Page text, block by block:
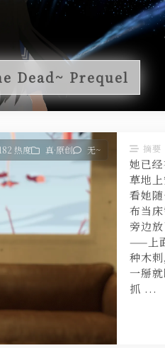
Dead~ Prequel
182 热度 真·原创 无~ 摘要
她已
草地上
看她
布当
旁边
——上
种木
一掰
抓 ...